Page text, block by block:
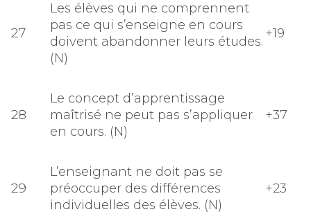
27
Les élèves qui ne comprennent
pas ce qui s’enseigne en cours
doivent abandonner leurs études.
(N)
+19
28
Le concept d’apprentissage
maîtrisé ne peut pas s’appliquer
en cours. (N)
+37
29
L’enseignant ne doit pas se
préoccuper des différences
individuelles des élèves. (N)
+23